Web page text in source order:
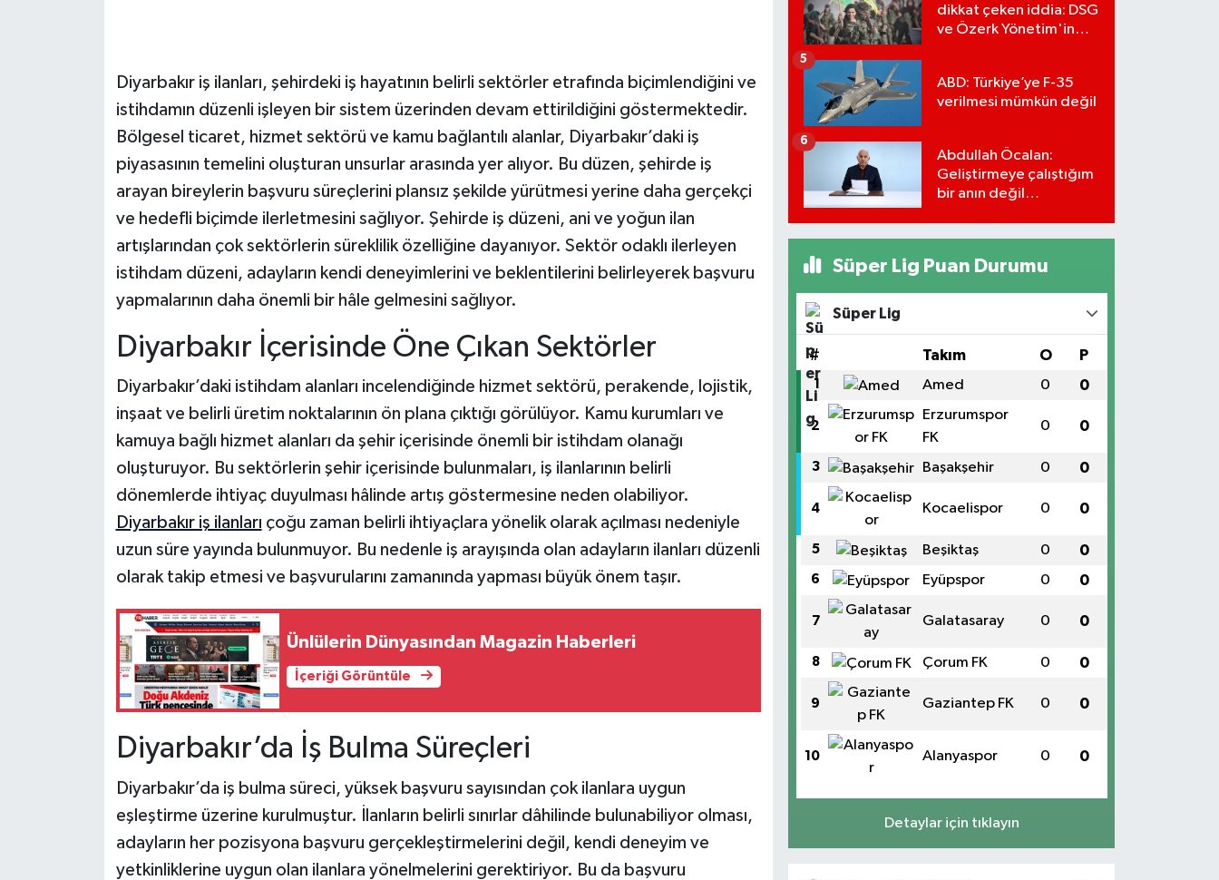
Diyarbakır iş ilanları, şehirdeki iş hayatının belirli sektörler etrafında biçimlendiğini ve
istihdamın düzenli işleyen bir sistem üzerinden devam ettirildiğini göstermektedir.
Bölgesel ticaret, hizmet sektörü ve kamu bağlantılı alanlar, Diyarbakır’daki iş
piyasasının temelini oluşturan unsurlar arasında yer alıyor. Bu düzen, şehirde iş
arayan bireylerin başvuru süreçlerini plansız şekilde yürütmesi yerine daha gerçekçi
ve hedefli biçimde ilerletmesini sağlıyor. Şehirde iş düzeni, ani ve yoğun ilan
artışlarından çok sektörlerin süreklilik özelliğine dayanıyor. Sektör odaklı ilerleyen
istihdam düzeni, adayların kendi deneyimlerini ve beklentilerini belirleyerek başvuru
yapmalarının daha önemli bir hâle gelmesini sağlıyor.
Diyarbakır İçerisinde Öne Çıkan Sektörler
Diyarbakır’daki istihdam alanları incelendiğinde hizmet sektörü, perakende, lojistik,
inşaat ve belirli üretim noktalarının ön plana çıktığı görülüyor. Kamu kurumları ve
kamuya bağlı hizmet alanları da şehir içerisinde önemli bir istihdam olanağı
oluşturuyor. Bu sektörlerin şehir içerisinde bulunmaları, iş ilanlarının belirli
dönemlerde ihtiyaç duyulması hâlinde artış göstermesine neden olabiliyor.
Diyarbakır iş ilanları çoğu zaman belirli ihtiyaçlara yönelik olarak açılması nedeniyle
uzun süre yayında bulunmuyor. Bu nedenle iş arayışında olan adayların ilanları düzenli
olarak takip etmesi ve başvurularını zamanında yapması büyük önem taşır.
Ünlülerin Dünyasından Magazin Haberleri
İçeriği Görüntüle
Diyarbakır’da İş Bulma Süreçleri
Diyarbakır’da iş bulma süreci, yüksek başvuru sayısından çok ilanlara uygun
eşleştirme üzerine kurulmuştur. İlanların belirli sınırlar dâhilinde bulunabiliyor olması,
adayların her pozisyona başvuru gerçekleştirmelerini değil, kendi deneyim ve
yetkinliklerine uygun olan ilanlara yönelmelerini gerektiriyor. Bu da başvuru
dikkat çeken iddia: DSG
ve Özerk Yönetim'in
ABD: Türkiye’ye F-35
verilmesi mümkün değil
5
Abdullah Öcalan:
Geliştirmeye çalıştığım
bir anın değil
6
Süper Lig Puan Durumu
Süper Lig
# Takım O P
1 Amed 0 0
2
Erzurumspor
FK
0 0
3 Başakşehir 0 0
4 Kocaelispor 0 0
5 Beşiktaş 0 0
6 Eyüpspor 0 0
7 Galatasaray 0 0
8 Çorum FK 0 0
9 Gaziantep FK 0 0
10 Alanyaspor 0 0
Detaylar için tıklayın